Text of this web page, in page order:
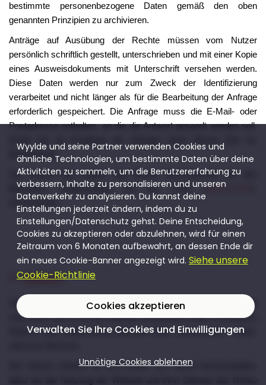
bestimmte personenbezogene Daten gemäß den oben
genannten Prinzipien zu archivieren.
Anträge auf Ausübung der Rechte müssen vom Nutzer
persönlich schriftlich gestellt, unterschrieben und mit einer Kopie
eines Ausweisdokuments mit Unterschrift versehen werden.
Diese Daten werden nur zum Zweck der Identifizierung
verarbeitet und nicht länger als für die Bearbeitung der Anfrage
erforderlich gespeichert. Die Anfrage muss die E-Mail- oder
Postadresse enthalten, an die die Antwort gesandt werden soll.
Bearbeitung.
Der Nutzer hat zudem das Recht, Beschwerden bei den
Behörden, insbesondere bei der CNIL (www.cnil.fr
einzureichen.
8.Haftung
Der Nutzer ist allein verantwortlich für alle Informationen, Inhalte
und Daten, die er auf der Website veröffentlicht oder mit anderen
Nutzern teilt, insbesondere über die Chat-, Nachrichten-, Video-
Der Nutzer erkennt an und erklärt sich damit einverstanden,
Wyylde und seine Partner verwenden Cookies und
ähnliche Technologien, um bestimmte Daten über deine
Aktivitäten zu sammeln, um die Benutzererfahrung zu
verbessern, Inhalte zu personalisieren und unseren
Datenverkehr zu analysieren. Du kannst deine
Einstellungen jederzeit ändern, indem du zu
Einstellungen/Datenschutz gehst. Deine Entscheidung,
Cookies zu akzeptieren oder abzulehnen, wird für einen
Zeitraum von 6 Monaten aufbewahrt, an dessen Ende dir
ein neues Cookie-Banner angezeigt wird. Siehe unsere
Cookie-Richtlinie
Cookies akzeptieren
Verwalten Sie Ihre Cookies und Einwilligungen
Unnötige Cookies ablehnen